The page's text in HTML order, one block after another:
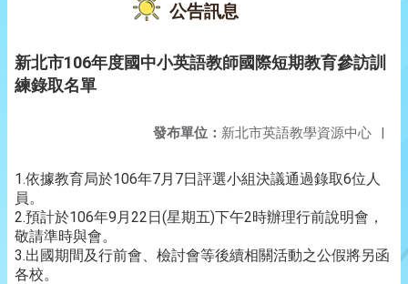
公告訊息
新北市106年度國中小英語教師國際短期教育參訪訓
練錄取名單
發布單位： 新北市英語教學資源中心 |
1.依據教育局於106年7月7日評選小組決議通過錄取6位人
員。
2.預計於106年9月22日(星期五)下午2時辦理行前說明會，
敬請準時與會。
3.出國期間及行前會、檢討會等後續相關活動之公假將另函
各校。